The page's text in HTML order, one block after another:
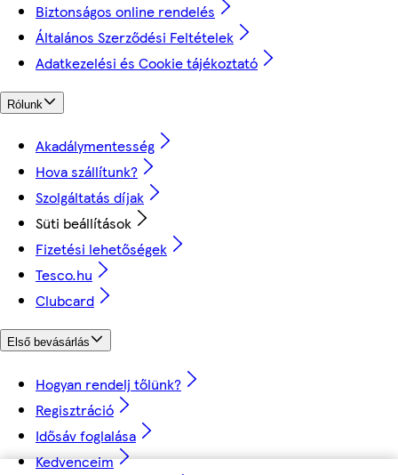
Biztonságos online rendelés
Általános Szerződési Feltételek
Adatkezelési és Cookie tájékoztató
Rólunk
Akadálymentesség
Hova szállítunk?
Szolgáltatás díjak
Süti beállítások
Fizetési lehetőségek
Tesco.hu
Clubcard
Első bevásárlás
Hogyan rendelj tőlünk?
Regisztráció
Idősáv foglalása
Kedvenceim